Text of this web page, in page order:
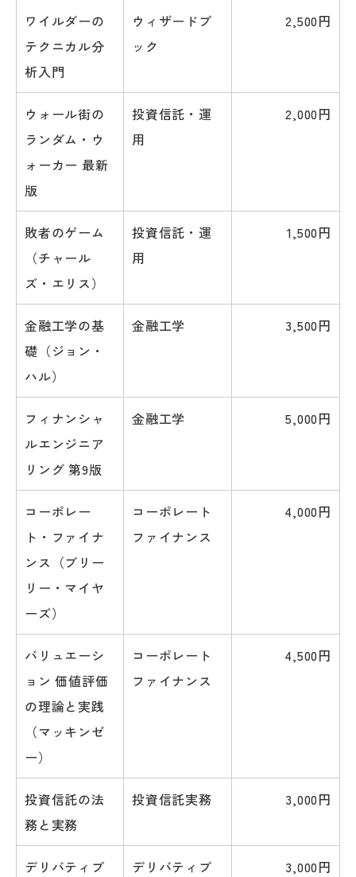
ワイルダーの
テクニカル分
析入門
ウィザードブ
ック
2,500円
ウォール街の
ランダム・ウ
ォーカー 最新
版
投資信託・運
用
2,000円
敗者のゲーム
（チャール
ズ・エリス）
投資信託・運
用
1,500円
金融工学の基
礎（ジョン・
ハル）
金融工学 3,500円
フィナンシャ
ルエンジニア
リング 第9版
金融工学 5,000円
コーポレー
ト・ファイナ
ンス（ブリー
リー・マイヤ
ーズ）
コーポレート
ファイナンス
4,000円
バリュエーシ
ョン 価値評価
の理論と実践
（マッキンゼ
ー）
コーポレート
ファイナンス
4,500円
投資信託の法
務と実務
投資信託実務 3,000円
デリバティブ
デリバティブ 3,000円